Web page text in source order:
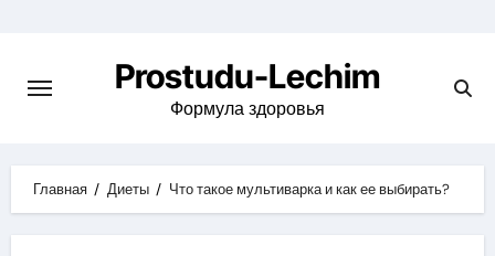
содержимому
Prostudu-Lechim
Формула здоровья
Главная Диеты Что такое мультиварка и как ее выбирать?